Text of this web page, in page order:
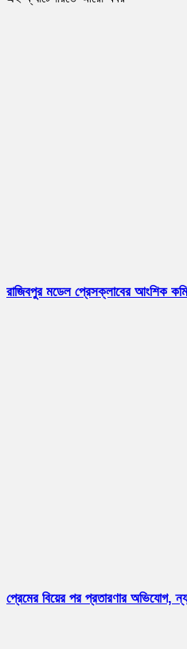
রাজিবপুর মডেল প্রেসক্লাবের আংশিক
প্রেমের বিয়ের পর প্রতারণার অভিযোগ,